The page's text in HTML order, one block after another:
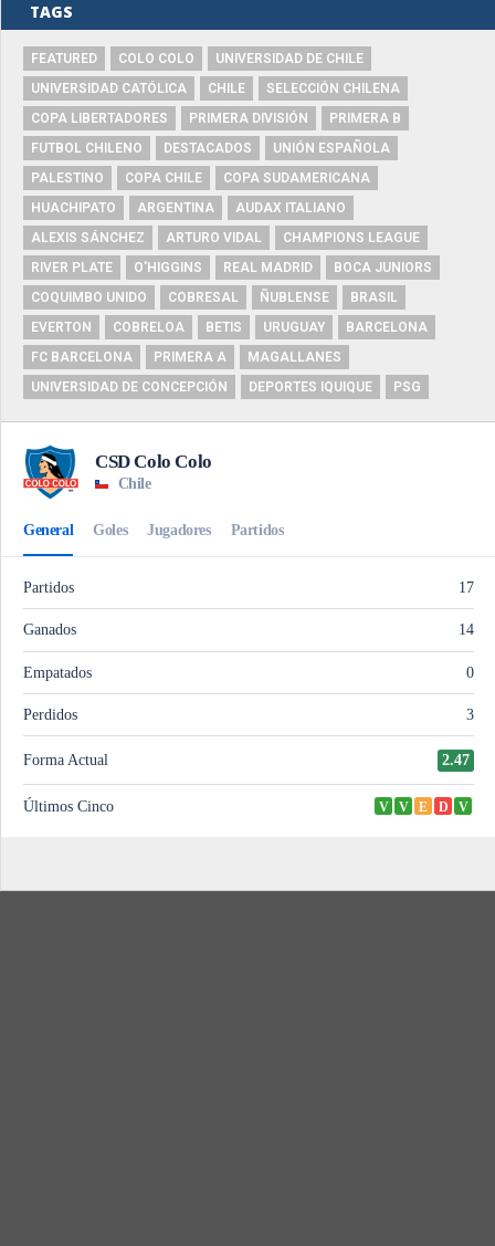
TAGS
FEATURED COLO COLO
UNIVERSIDAD DE CHILE
UNIVERSIDAD CATÓLICA
CHILE
SELECCIÓN CHILENA
COPA LIBERTADORES
PRIMERA DIVISIÓN
PRIMERA B
FUTBOL CHILENO
DESTACADOS
UNIÓN ESPAÑOLA
PALESTINO
COPA CHILE
COPA SUDAMERICANA
HUACHIPATO
ARGENTINA
AUDAX ITALIANO
ALEXIS SÁNCHEZ
ARTURO VIDAL
CHAMPIONS LEAGUE
RIVER PLATE
O'HIGGINS REAL MADRID
BOCA JUNIORS
COQUIMBO UNIDO
COBRESAL ÑUBLENSE
BRASIL
EVERTON
COBRELOA BETIS URUGUAY
BARCELONA
FC BARCELONA
PRIMERA A
MAGALLANES
UNIVERSIDAD DE CONCEPCIÓN
DEPORTES IQUIQUE PSG